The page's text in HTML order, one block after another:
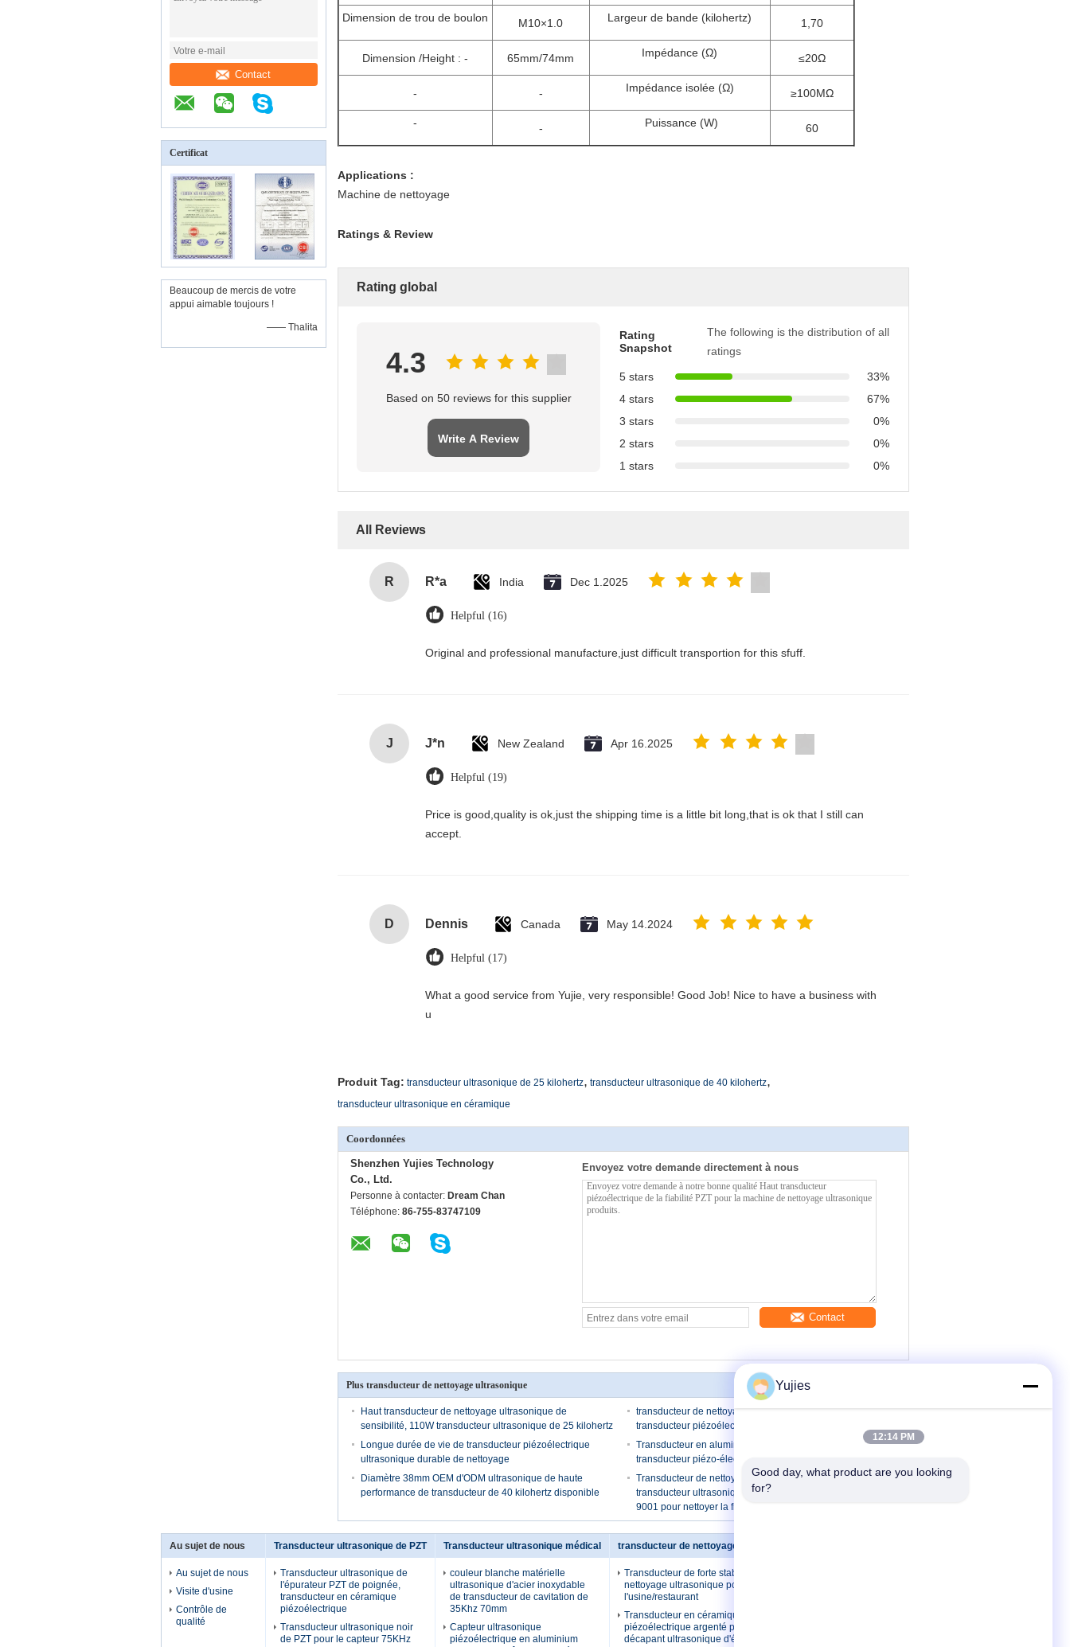
Contact
Certificat
Beaucoup de mercis de votre
appui aimable toujours !
—— Thalita
Dimension de trou de boulon M10×1.0 Largeur de bande (kilohertz) 1,70
Dimension /Height : - 65mm/74mm Impédance (Ω) ≤20Ω
- - Impédance isolée (Ω) ≥100MΩ
- - Puissance (W) 60
Applications :
Machine de nettoyage
Ratings & Review
Rating global
4.3
Based on 50 reviews for this supplier
Write A Review
Rating
Snapshot
The following is the distribution of all
ratings
5 stars
33%
4 stars
67%
3 stars
0%
2 stars
0%
1 stars
0%
All Reviews
R R*a India Dec 1.2025
Helpful (16)
Original and professional manufacture,just difficult transportion for this sfuff.
J J*n New Zealand Apr 16.2025
Helpful (19)
Price is good,quality is ok,just the shipping time is a little bit long,that is ok that I still can
accept.
D Dennis Canada May 14.2024
Helpful (17)
What a good service from Yujie, very responsible! Good Job! Nice to have a business with
u
Produit Tag: transducteur ultrasonique de 25 kilohertz, transducteur ultrasonique de 40 kilohertz,
transducteur ultrasonique en céramique
Coordonnées
Shenzhen Yujies Technology
Co., Ltd.
Personne à contacter: Dream Chan
Téléphone: 86-755-83747109
Envoyez votre demande directement à nous
Contact
Plus transducteur de nettoyage ultrasonique
Haut transducteur de nettoyage ultrasonique de
sensibilité, 110W transducteur ultrasonique de 25 kilohertz
transducteur de nettoyage ultrasonique de 28KHz 60W,
transducteur piézoélectrique ultrasonique
Longue durée de vie de transducteur piézoélectrique
ultrasonique durable de nettoyage
Transducteur en aluminium de nettoyage ultrasonique,
transducteur piézo-électrique ultrasonique de 25KHz 60W
Diamètre 38mm OEM d'ODM ultrasonique de haute
performance de transducteur de 40 kilohertz disponible
Transducteur de nettoyage ultrasonique avec le
transducteur ultrasonique à hautes températures d'OIN
9001 pour nettoyer la fiabilité élevée
Au sujet de nous
Au sujet de nous
Visite d'usine
Contrôle de
qualité
Transducteur ultrasonique de PZT
Transducteur ultrasonique de
l'épurateur PZT de poignée,
transducteur en céramique
piézoélectrique
Transducteur ultrasonique noir
de PZT pour le capteur 75KHz
Transducteur ultrasonique médical
couleur blanche matérielle
ultrasonique d'acier inoxydable
de transducteur de cavitation de
35Khz 70mm
Capteur ultrasonique
piézoélectrique en aluminium
transducteur de nettoyage ultrasonique
Transducteur de forte stabilité de
nettoyage ultrasonique pour
l'usine/restaurant
Transducteur en céramique
piézoélectrique argenté pour le
décapant ultrasonique d'écailleur
Yujies
12:14 PM
Good day, what product are you looking
for?